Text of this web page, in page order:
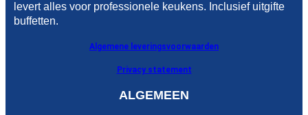
levert alles voor professionele keukens. Inclusief uitgifte
buffetten.
Algemene leveringsvoorwaarden
Privacy statement
ALGEMEEN